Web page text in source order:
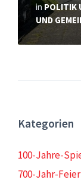
in POLITIK
UND
Kategorien
100-Jahre-
700-Jahr-Feier